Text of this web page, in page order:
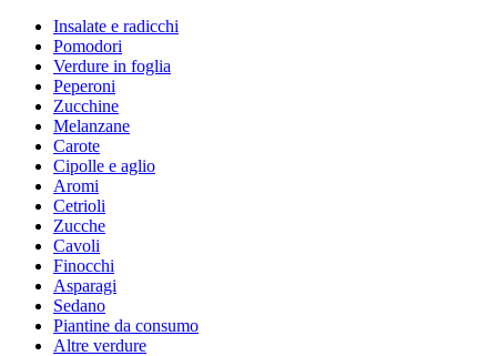
Insalate e radicchi
Pomodori
Verdure in foglia
Peperoni
Zucchine
Melanzane
Carote
Cipolle e aglio
Aromi
Cetrioli
Zucche
Cavoli
Finocchi
Asparagi
Sedano
Piantine da consumo
Altre verdure